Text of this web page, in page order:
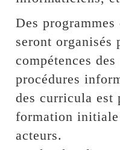
Des
seront organisés
compétences
procédures
des curricula est
formation initiale
acteurs.